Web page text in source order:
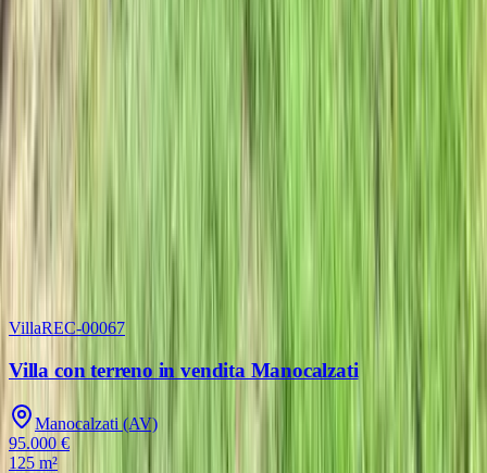
Potrebbe interessarti
VillaREC-00067
Villa con terreno in vendita Manocalzati
Manocalzati (AV)
95.000 €
125 m²